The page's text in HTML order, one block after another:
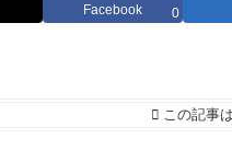
Facebook 0
この記事